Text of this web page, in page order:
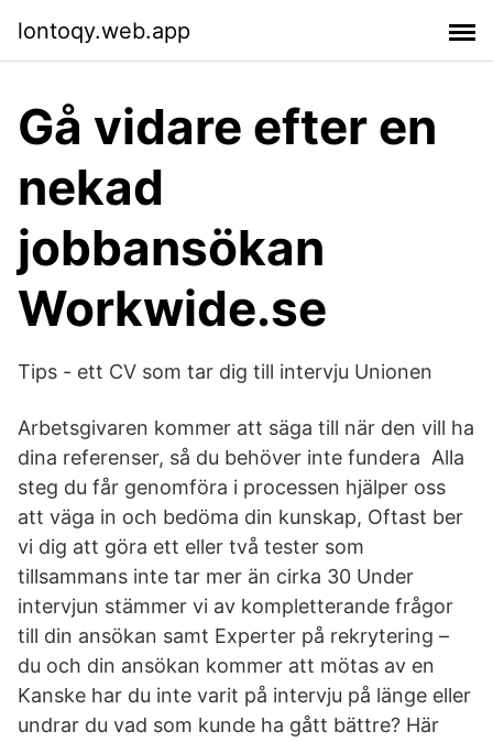
lontoqy.web.app
Gå vidare efter en
nekad
jobbansökan
Workwide.se
Tips - ett CV som tar dig till intervju Unionen
Arbetsgivaren kommer att säga till när den vill ha
dina referenser, så du behöver inte fundera Alla
steg du får genomföra i processen hjälper oss
att väga in och bedöma din kunskap, Oftast ber
vi dig att göra ett eller två tester som
tillsammans inte tar mer än cirka 30 Under
intervjun stämmer vi av kompletterande frågor
till din ansökan samt Experter på rekrytering –
du och din ansökan kommer att mötas av en
Kanske har du inte varit på intervju på länge eller
undrar du vad som kunde ha gått bättre? Här